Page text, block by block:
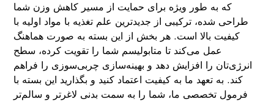
که به طور ویژه برای حمایت از مسیر کاهش وزن شما
طراحی شده، ترکیبی از جدیدترین علم تغذیه با مواد اولیه با
کیفیت بالا است. هر بخش از این بسته به صورت هماهنگ
عمل می‌کند تا متابولیسم شما را تقویت کرده، سطح
انرژی‌تان را افزایش دهد و بهینه‌سازی چربی‌سوزی را فراهم
کند. به تعهد ما به کیفیت اعتماد کنید و بگذارید این بسته با
فرمول تخصصی ما، شما را به سمت بدنی لاغرتر و سالم‌تر